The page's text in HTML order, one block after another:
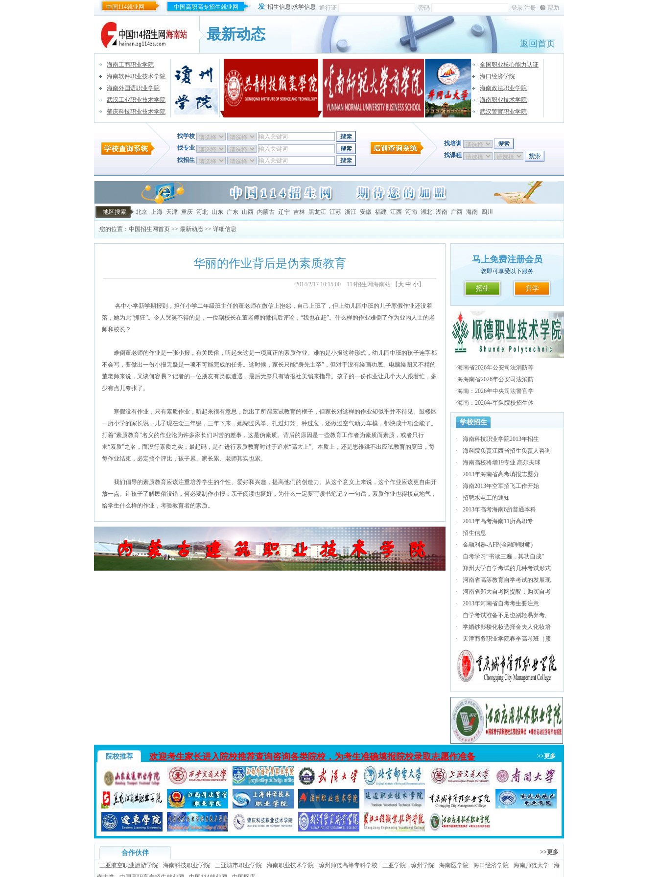
中国114就业网 中国高职高专招生就业网 发 招生信息/求学信息 通行证 密码 帮助
最新动态
返回首页
海南工商职业学院
海南软件职业技术学院
海南外国语职业学院
武汉工业职业技术学院
肇庆科技职业技术学院
全国职业核心能力认证
海口经济学院
海南政法职业学院
海南职业技术学院
武汉警官职业学院
找学校
找专业
找招生
找培训
找课程
地区搜索 北京 上海 天津 重庆 河北 山东 广东 山西 内蒙古 辽宁 吉林 黑龙江 江苏 浙江 安徽 福建 江西 河南 湖北 湖南 广西 海南 四川
您的位置： 中国招生网首页 >> 最新动态 >> 详细信息
华丽的作业背后是伪素质教育
2014/2/17 10:15:00 114招生网海南站 【 大 中 小】
各中小学新学期报到，担任小学二年级班主任的董老师在微信上抱怨，自己上班了，但上幼儿园中班的儿子寒假作业还没着
落，她为此“抓狂”。令人哭笑不得的是，一位副校长在董老师的微信后评论，“我也在赶”。什么样的作业难倒了作为业内人士的老
师和校长？
难倒董老师的作业是一张小报，有关民俗，听起来这是一项真正的素质作业。难的是小报这种形式，幼儿园中班的孩子连字都
不会写，要做出一份小报无疑是一项不可能完成的任务。这时候，家长只能“身先士卒”，但对于没有绘画功底、电脑绘图又不精的
董老师来说，又谈何容易？记者的一位朋友有类似遭遇，最后无奈只有请报社美编来指导。孩子的一份作业让几个大人跟着忙，多
少有点儿夸张了。
寒假没有作业，只有素质作业，听起来很有意思，跳出了所谓应试教育的框子，但家长对这样的作业却似乎并不待见。鼓楼区
一所小学的家长说，儿子现在念三年级，三年下来，她糊过风筝、扎过灯笼、种过葱，还做过空气动力车模，都快成十项全能了。
打着“素质教育”名义的作业沦为许多家长们叫苦的差事，这是伪素质。背后的原因是一些教育工作者为素质而素质，或者只行
求“素质”之名，而没行素质之实；最起码，是在进行素质教育时过于追求“高大上”。本质上，还是思维跳不出应试教育的窠臼，每
每作业结束，必定搞个评比，孩子累、家长累、老师其实也累。
我们倡导的素质教育应该注重培养学生的个性、爱好和兴趣，提高他们的创造力。从这个意义上来说，这个作业应该更自由开
放一点。让孩子了解民俗没错，何必要制作小报；亲子阅读也挺好，为什么一定要写读书笔记？一句话，素质作业也得接点地气，
给学生什么样的作业，考验教育者的素质。
马上免费注册会员
您即可享受以下服务
招生 升学
·海南省2026年公安司法消防等
·海海南省2026年公安司法消防
·海南：2026年中央司法警官学
·海南：2026年军队院校招生体
学校招生
·
海南科技职业学院2013年招生
·
海科院负责江西省招生负责人咨询
·
海南高校将增19专业 高尔夫球
·
2013年海南省高考填报志愿分
·
海南2013年空军招飞工作开始
·
招聘水电工的通知
·
2013年高考海南6所普通本科
·
2013年高考海南11所高职专
·
招生信息
·
金融利器-AFP(金融理财师)
·
自考学习“书读三遍，其功自成”
·
郑州大学自学考试的几种考试形式
·
河南省高等教育自学考试的发展现
·
河南省郑大自考网提醒：购买自考
·
2013年河南省自考考生要注意
·
自学考试准备不足也别轻易弃考,
·
学婚纱影楼化妆选择金夫人化妆培
·
天津商务职业学院春季高考班（预
院校推荐 欢迎考生家长进入院校推荐查询咨询各类院校，为考生准确填报院校录取志愿作准备 >>更多
合作伙伴
>>更多
三亚航空职业旅游学院
海南科技职业学院 三亚城市职业学院 海南职业技术学院 琼州师范高等专科学校 三亚学院 琼州学院 海南医学院 海口经济学院 海南师范大学
海